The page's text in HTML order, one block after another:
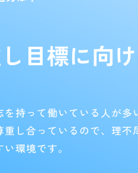
目標に向
持って働いている人が多
し合っているので、理不
環境です。